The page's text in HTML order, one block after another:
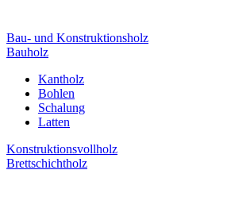
Bau- und Konstruktionsholz
Bauholz
Kantholz
Bohlen
Schalung
Latten
Konstruktionsvollholz
Brettschichtholz